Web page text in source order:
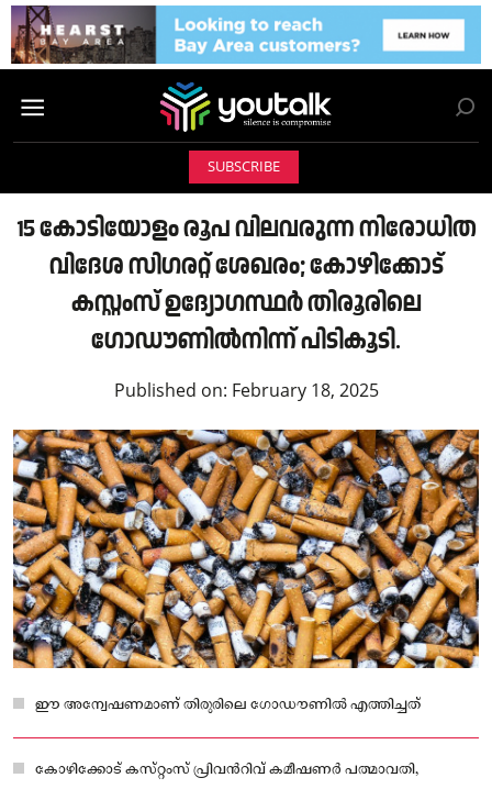
SUBSCRIBE
15 കോടിയോളം രൂപ വിലവരുന്ന നിരോധിത
വിദേശ സിഗരറ്റ് ശേഖരം; കോഴിക്കോട്
കസ്റ്റംസ് ഉദ്യോഗസ്ഥർ തിരൂരിലെ
ഗോഡൗണിൽനിന്ന് പിടികൂടി.
Published on: February 18, 2025
ഈ അന്വേഷണമാണ് തിരുരിലെ ഗോഡൗണിൽ എത്തിച്ചത്
കോഴിക്കോട് കസ്‌റ്റംസ് പ്രിവൻറിവ് കമീഷണർ പത്മാവതി,